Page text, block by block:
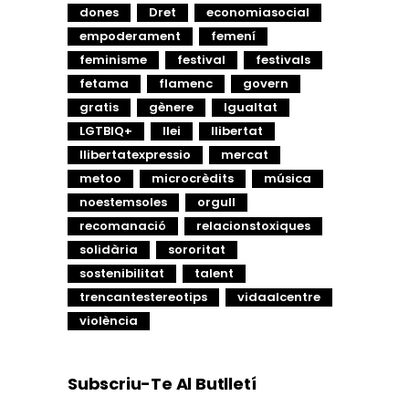
dones
Dret
economiasocial
empoderament
femení
feminisme
festival
festivals
fetama
flamenc
govern
gratis
gènere
Igualtat
LGTBIQ+
llei
llibertat
llibertatexpressio
mercat
metoo
microcrèdits
música
noestemsoles
orgull
recomanació
relacionstoxiques
solidària
sororitat
sostenibilitat
talent
trencantestereotips
vidaalcentre
violència
Subscriu-Te Al Butlletí